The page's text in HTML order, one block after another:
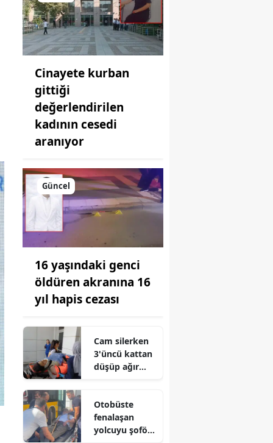
Cinayete kurban
gittiği
değerlendirilen
kadının cesedi
aranıyor
Güncel
16 yaşındaki genci
öldüren akranına 16
yıl hapis cezası
Cam silerken
3'üncü kattan
düşüp ağır
Otobüste
fenalaşan
yolcuyu şoför